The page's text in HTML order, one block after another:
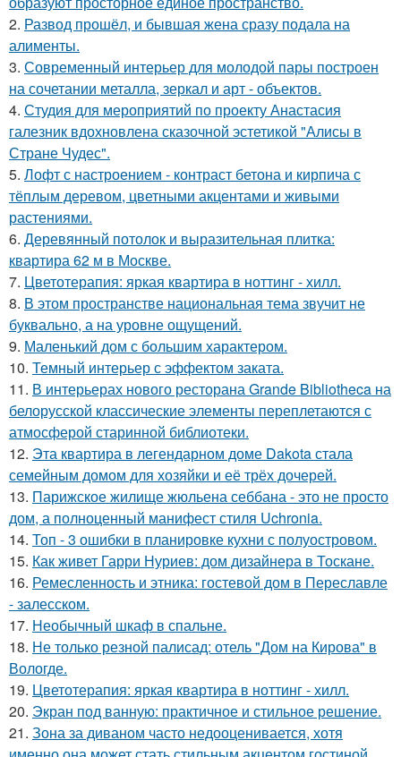
2. Развод прошёл, и бывшая жена сразу подала на
алименты.
3. Современный интерьер для молодой пары построен
на сочетании металла, зеркал и арт - объектов.
4. Студия для мероприятий по проекту Анастасия
галезник вдохновлена сказочной эстетикой "Алисы в
Стране Чудес".
5. Лофт с настроением - контраст бетона и кирпича с
тёплым деревом, цветными акцентами и живыми
растениями.
6. Деревянный потолок и выразительная плитка:
квартира 62 м в Москве.
7. Цветотерапия: яркая квартира в ноттинг - хилл.
8. В этом пространстве национальная тема звучит не
буквально, а на уровне ощущений.
9. Маленький дом с большим характером.
10. Темный интерьер с эффектом заката.
11. В интерьерах нового ресторана Grande Bibliotheca на
белорусской классические элементы переплетаются с
атмосферой старинной библиотеки.
12. Эта квартира в легендарном доме Dakota стала
семейным домом для хозяйки и её трёх дочерей.
13. Парижское жилище жюльена себбана - это не просто
дом, а полноценный манифест стиля Uchronia.
14. Топ - 3 ошибки в планировке кухни с полуостровом.
15. Как живет Гарри Нуриев: дом дизайнера в Тоскане.
16. Ремесленность и этника: гостевой дом в Переславле
- залесском.
17. Необычный шкаф в спальне.
18. Не только резной палисад: отель "Дом на Кирова" в
Вологде.
19. Цветотерапия: яркая квартира в ноттинг - хилл.
20. Экран под ванную: практичное и стильное решение.
21. Зона за диваном часто недооценивается, хотя